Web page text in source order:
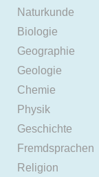
Naturkunde
Biologie
Geographie
Geologie
Chemie
Physik
Geschichte
Fremdsprachen
Religion